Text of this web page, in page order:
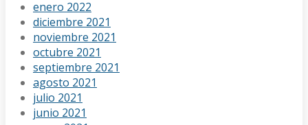
enero 2022
diciembre 2021
noviembre 2021
octubre 2021
septiembre 2021
agosto 2021
julio 2021
junio 2021